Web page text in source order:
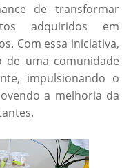
de transformar
adquiridos em
Com essa iniciativa,
de uma comunidade
impulsionando o
a melhoria da